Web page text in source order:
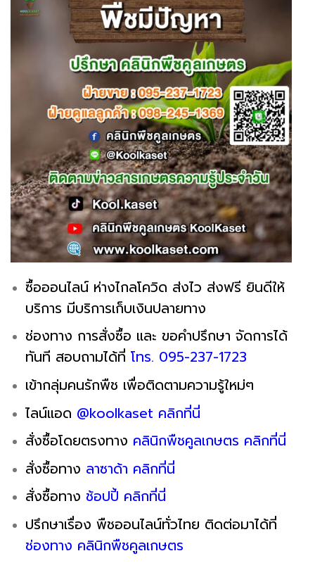
ซื้อออนไลน์ ห่างไกลโควิด ส่งไว ส่งฟรี ยินดีให้
บริการ มีบริการเก็บเงินปลายทาง
ช่องทาง การสั่งซื้อ และ ขอคำปรึกษา จัดการได้
ทันที สอบถามได้ที่ โทร. 095-237-1723
เข้ากลุ่มคนรักพืช เพื่อติดตามความรู้ใหม่ๆ
ไลน์แอด @koolkaset คลิกที่นี่
สั่งซื้อโดยตรงทาง คลินิกพืชคูลเกษตร คลิกที่นี่
สั่งซื้อทาง ลาซาด้า คลิกที่นี่
สั่งซื้อทาง ช้อปปี้ คลิกที่นี่
ปรึกษาเรื่อง พืชออนไลน์ทั่วไทย ติดต่อมาได้ที่
ช่องทาง คลินิกพืชคูลเกษตร